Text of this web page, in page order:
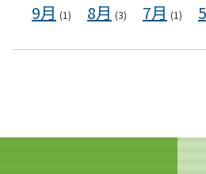
9月 (1) 8月 (3) 7月 (1)